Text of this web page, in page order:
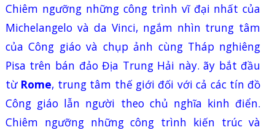
Chiêm ngưỡng những công trình vĩ đại nhất của
Michelangelo và da Vinci, ngắm nhìn trung tâm
của Công giáo và chụp ảnh cùng Tháp nghiêng
Pisa trên bán đảo Địa Trung Hải này.ãy bắt đầu
từ Rome, trung tâm thế giới đối với cả các tín đồ
Công giáo lẫn người theo chủ nghĩa kinh điển.
Chiêm ngưỡng những công trình kiến trúc và